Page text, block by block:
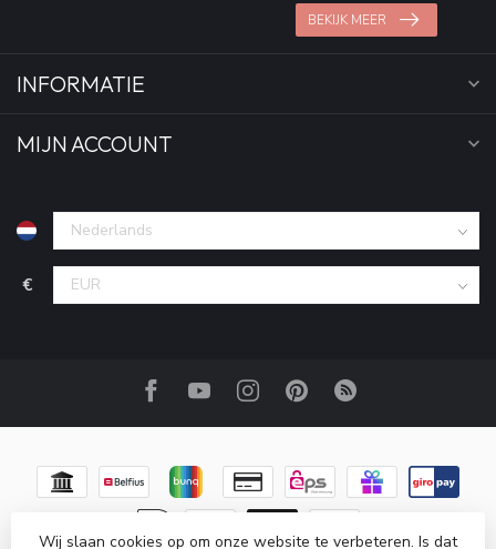
BEKIJK MEER
INFORMATIE
MIJN ACCOUNT
€
Wij slaan cookies op om onze website te verbeteren. Is dat